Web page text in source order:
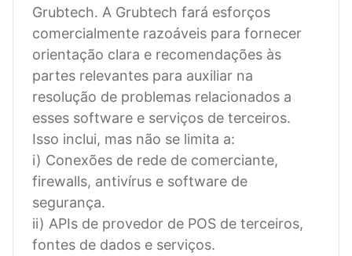
Grubtech. A Grubtech fará esforços
comercialmente razoáveis para fornecer
orientação clara e recomendações às
partes relevantes para auxiliar na
resolução de problemas relacionados a
esses software e serviços de terceiros.
Isso inclui, mas não se limita a:
i) Conexões de rede de comerciante,
firewalls, antivírus e software de
segurança.
ii) APIs de provedor de POS de terceiros,
fontes de dados e serviços.